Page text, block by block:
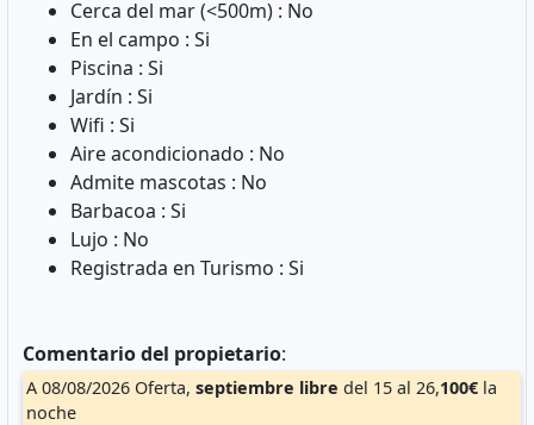
Cerca del mar (<500m) : No
En el campo : Si
Piscina : Si
Jardín : Si
Wifi : Si
Aire acondicionado : No
Admite mascotas : No
Barbacoa : Si
Lujo : No
Registrada en Turismo : Si
Comentario del propietario:
A 08/08/2026 Oferta,septiembre libre del 15 al 26,100€ la
noche